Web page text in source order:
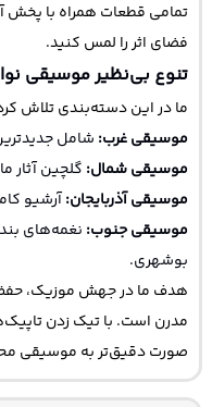
تمامی قطعات همراه با پخش
فضای اثر را لمس کنید.
تنوع بی‌نظیر موسیقی
ما در این دسته‌بندی تلاش
موسیقی غرب: شامل
موسیقی شمال: گلچین آثار
موسیقی آذربایجان:آرشیو
موسیقی جنوب: نغمه‌های
بوشهری.
هدف ما در جهش موزیک، حفظ
مدرن است. با تیک زدن
صورت دقیق‌تر به موسیقی